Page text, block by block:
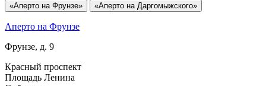
«Аперто на Фрунзе» «Аперто на Даргомыжского»
Аперто на Фрунзе
Фрунзе, д. 9
Красный проспект
Площадь Ленина